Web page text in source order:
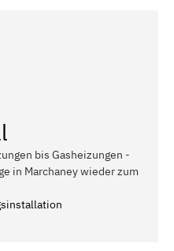
bis Gasheizungen -
in Marchaney wieder zum